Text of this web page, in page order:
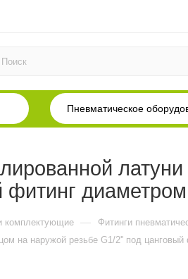
Пневматическое
фитинг
комплектующие — Фитинги
на наружой резьбе G1/2'' под